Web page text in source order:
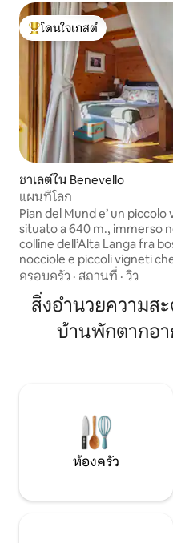
โดนใจเกสต์ที่สุด
โดนใจเกสต์
ชาเลต์ใน Benevello
แผนที่โลก
Pian del Mund e’ un piccolo
situato a 640 m., immerso
colline dell’Alta Langa fra
nocciole e piccoli vigneti
catena delle Alpi in cui domina il Monviso.
Da qui potrete partire per
escursioni a piedi o in bici
tratti dell’antica Via del Sale che corre sul
crinale ai fianchi
ครอบครัว · สถานที่ · วิว
สิ่งอำนวยความส
บ้านพักตากอา
ห้องครัว